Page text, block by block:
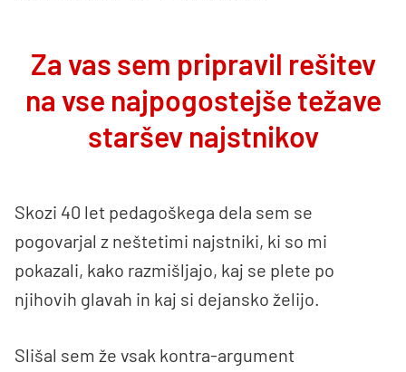
Za vas sem pripravil rešitev
na vse najpogostejše težave
staršev najstnikov
Skozi 40 let pedagoškega dela sem se
pogovarjal z neštetimi najstniki, ki so mi
pokazali, kako razmišljajo, kaj se plete po
njihovih glavah in kaj si dejansko želijo.
Slišal sem že vsak kontra-argument